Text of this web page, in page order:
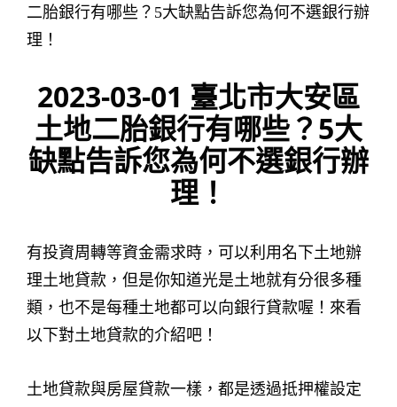
二胎銀行有哪些？5大缺點告訴您為何不選銀行辦
理！
2023-03-01 臺北市大安區
土地二胎銀行有哪些？5大
缺點告訴您為何不選銀行辦
理！
有投資周轉等資金需求時，可以利用名下土地辦
理土地貸款，但是你知道光是土地就有分很多種
類，也不是每種土地都可以向銀行貸款喔！來看
以下對土地貸款的介紹吧！
土地貸款與房屋貸款一樣，都是透過抵押權設定